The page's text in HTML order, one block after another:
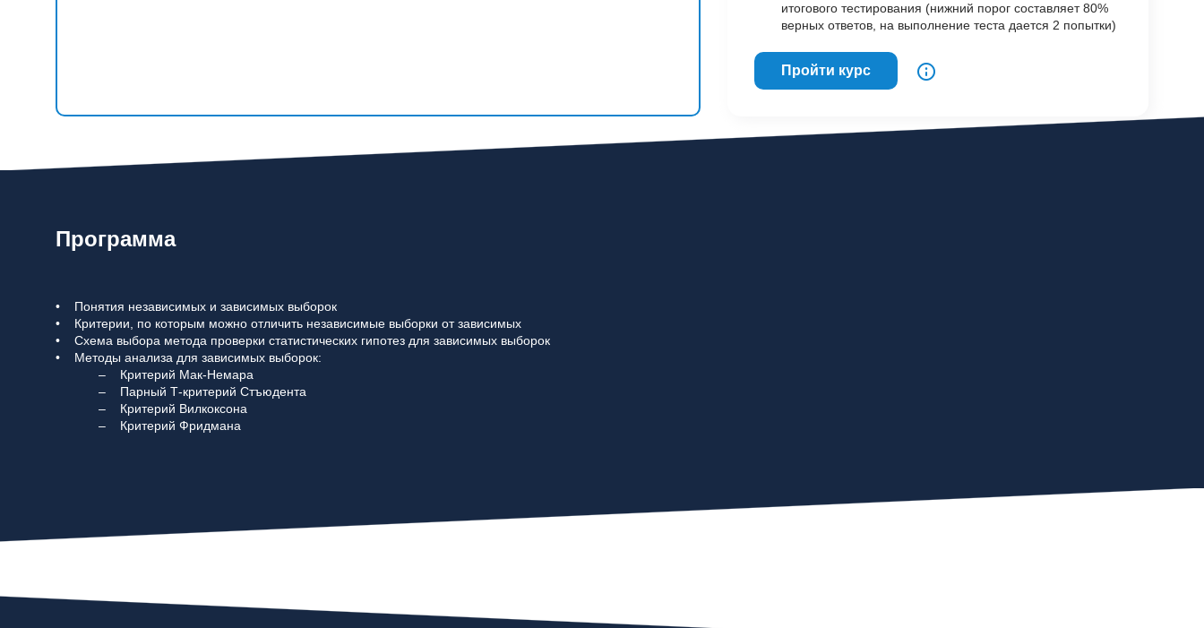
итогового тестирования (нижний порог составляет 80%
верных ответов, на выполнение теста дается 2 попытки)
Пройти курс
Программа
• Понятия независимых и зависимых выборок
• Критерии, по которым можно отличить независимые выборки от зависимых
• Схема выбора метода проверки статистических гипотез для зависимых выборок
• Методы анализа для зависимых выборок:
– Критерий Мак-Немара
– Парный Т-критерий Стъюдента
– Критерий Вилкоксона
– Критерий Фридмана